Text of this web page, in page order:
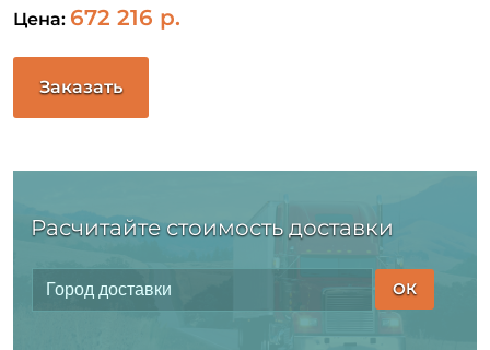
Цена: 672 216 р.
Заказать
Расчитайте стоимость доставки
ОК